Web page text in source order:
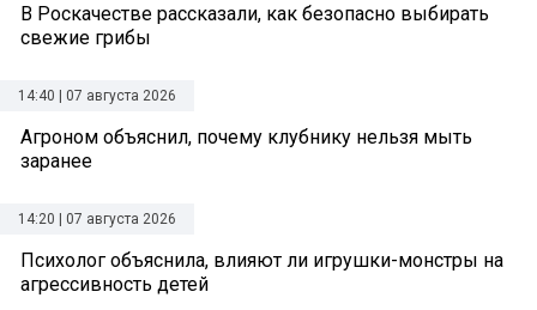
В Роскачестве рассказали, как безопасно выбирать
свежие грибы
14:40 | 07 августа 2026
Агроном объяснил, почему клубнику нельзя мыть
заранее
14:20 | 07 августа 2026
Психолог объяснила, влияют ли игрушки-монстры на
агрессивность детей